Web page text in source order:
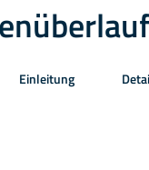
Einleitung